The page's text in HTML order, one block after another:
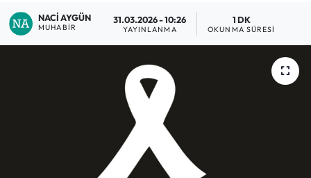
NACI AYGÜN
MUHABIR
31.03.2026 - 10:26
YAYINLANMA
1 DK
OKUNMA SÜRESI
Çorum Haberleri
Çorum Son Dakika Haberleri
Dodurga Haberleri
Tüm Manşetler
Son Dakika Haberleri